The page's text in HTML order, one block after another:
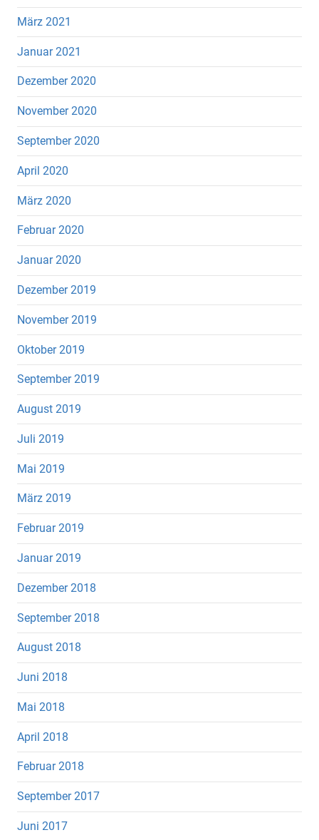
März 2021
Januar 2021
Dezember 2020
November 2020
September 2020
April 2020
März 2020
Februar 2020
Januar 2020
Dezember 2019
November 2019
Oktober 2019
September 2019
August 2019
Juli 2019
Mai 2019
März 2019
Februar 2019
Januar 2019
Dezember 2018
September 2018
August 2018
Juni 2018
Mai 2018
April 2018
Februar 2018
September 2017
Juni 2017